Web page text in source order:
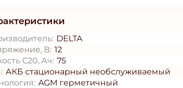
DELTA
В: 12
С20, Ач: 75
АКБ стационарный необслуживаемый
AGM герметичный